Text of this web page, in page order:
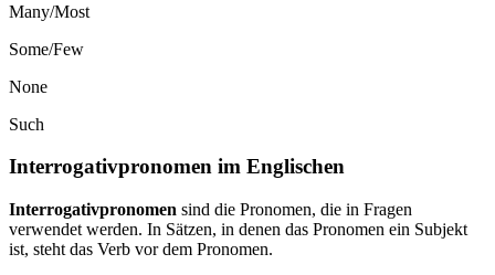
Many/Most
Some/Few
None
Such
Interrogativpronomen im Englischen
Interrogativpronomen sind die Pronomen, die in Fragen
verwendet werden. In Sätzen, in denen das Pronomen ein Subjekt
ist, steht das Verb vor dem Pronomen.